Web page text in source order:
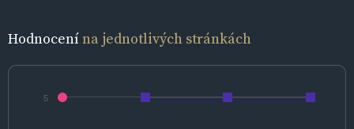
Hodnocenína jednotlivých stránkách
5